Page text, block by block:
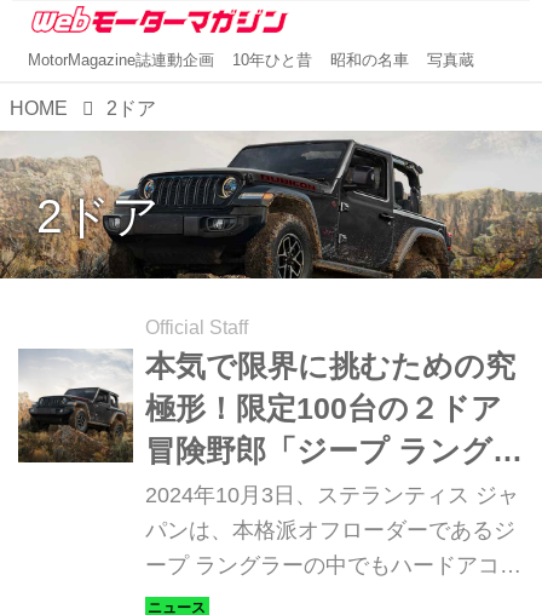
MotorMagazine誌連動企画 10年ひと昔 昭和の名車 写真蔵
HOME 2ドア
2ドア
Official Staff
本気で限界に挑むための究
極形！限定100台の２ドア
冒険野郎「ジープ ラングラ
ー ルビコン」は、お目立
ち度も比類なし
2024年10月3日、ステランティス ジャ
パンは、本格派オフローダーであるジ
ープ ラングラーの中でもハードアコア
な2ドアの「ラングラー ルビコン」を